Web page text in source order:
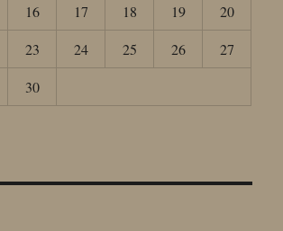
16 17 18 19
20
23 24 25 26
27
30